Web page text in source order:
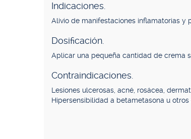
Indicaciones.
Alivio de manifestaciones inflamatorias y
Dosificación.
Aplicar una pequeña cantidad de crema
Contraindicaciones.
Lesiones ulcerosas, acné, rosácea,
Hipersensibilidad a betametasona u otros